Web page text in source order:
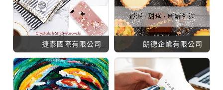
捷泰國際有限公司 朗德企業有限公司